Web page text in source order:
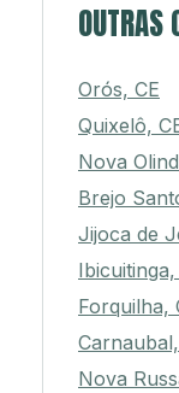
OUTRAS
Orós, CE
Quixelô,
Nova
Brejo
Jijoca de
Ibicuitinga,
Forquilha,
Nova